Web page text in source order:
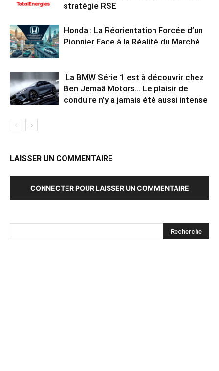
stratégie RSE
Honda : La Réorientation Forcée d’un
Pionnier Face à la Réalité du Marché
La BMW Série 1 est à découvrir chez
Ben Jemaâ Motors… Le plaisir de
conduire n’y a jamais été aussi intense
LAISSER UN COMMENTAIRE
CONNECTER POUR LAISSER UN COMMENTAIRE